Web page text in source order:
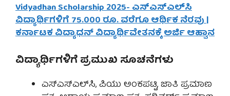
Vidyadhan Scholarship 2025- ಎಸ್‌ಎಸ್‌ಎಲ್‌ಸಿ
ವಿದ್ಯಾರ್ಥಿಗಳಿಗೆ 75.000 ರೂ. ವರೆಗೂ ಆರ್ಥಿಕ ನೆರವು |
ಕರ್ನಾಟಕ ವಿದ್ಯಾಧನ್ ವಿದ್ಯಾರ್ಥಿವೇತನಕ್ಕೆ ಅರ್ಜಿ ಆಹ್ವಾನ
ವಿದ್ಯಾರ್ಥಿಗಳಿಗೆ ಪ್ರಮುಖ ಸೂಚನೆಗಳು
ಎಸ್‌ಎಸ್‌ಎಲ್‌ಸಿ, ಪಿಯು ಅಂಕಪಟ್ಟಿ, ಜಾತಿ ಪ್ರಮಾಣ